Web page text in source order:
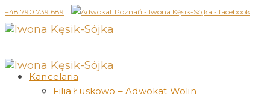
+48 790 739 689
Kancelaria
Filia Łuskowo – Adwokat Wolin